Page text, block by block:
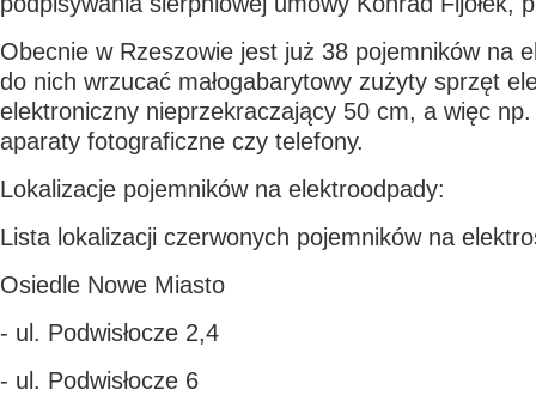
Obecnie w Rzeszowie jest już 38 pojemników na
do nich wrzucać małogabarytowy zużyty sprzęt
elektroniczny nieprzekraczający 50 cm, a więc
aparaty fotograficzne czy telefony.
Lokalizacje pojemników na elektroodpady:
Lista lokalizacji czerwonych pojemników na
Osiedle Nowe Miasto
- ul. Podwisłocze 2,4
- ul. Podwisłocze 6